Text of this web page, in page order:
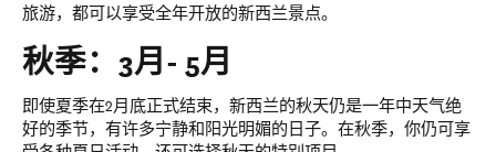
旅游，都可以享受全年开放的新西兰景点。
秋季：3月- 5月
即使夏季在2月底正式结束，新西兰的秋天仍是一年中天气绝
好的季节，有许多宁静和阳光明媚的日子。在秋季，你仍可享